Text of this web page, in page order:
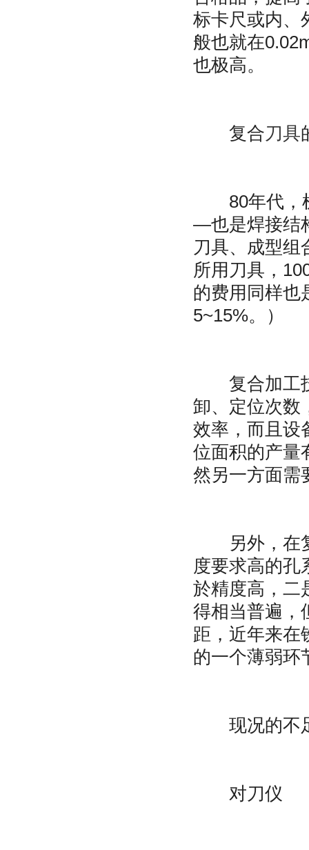
标卡尺或内、
般也就在
也极高。
复合刀具
80年代，机
—也是焊接结
刀具、成型组
所用刀具，
的费用同样也
5~15%。）
复合加工技
卸、定位次数
效率，而且设
位面积的产量
然另一方面需
另外，在复
度要求高的孔
於精度高，二
得相当普遍，
距，近年来在
的一个薄弱环
现况的不足
对刀仪